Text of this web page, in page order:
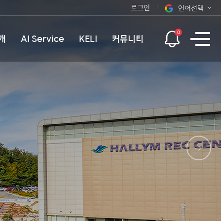
오늘 하루 보지 않기
로그인 언어선택
ENG
AI Service KELI 커뮤니티
0